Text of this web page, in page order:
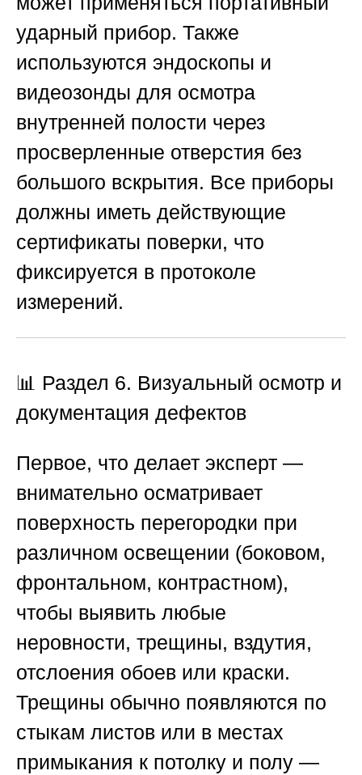
ударный прибор. Также
используются эндоскопы и
видеозонды для осмотра
внутренней полости через
просверленные отверстия без
большого вскрытия. Все приборы
должны иметь действующие
сертификаты поверки, что
фиксируется в протоколе
измерений.
📊 Раздел 6. Визуальный осмотр и
документация дефектов
Первое, что делает эксперт —
внимательно осматривает
поверхность перегородки при
различном освещении (боковом,
фронтальном, контрастном),
чтобы выявить любые
неровности, трещины, вздутия,
отслоения обоев или краски.
Трещины обычно появляются по
стыкам листов или в местах
примыкания к потолку и полу —